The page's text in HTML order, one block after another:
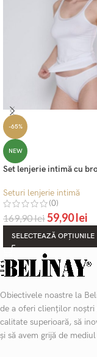
-65%
NEW
Set lenjerie intimă cu
Seturi lenjerie intimă
(0)
169,90lei59,90lei
SELECTEAZĂ OPȚIUNILE
Obiectivele noastre la
de a oferi clienților noștri
calitate superioară, să
și să avem grijă de